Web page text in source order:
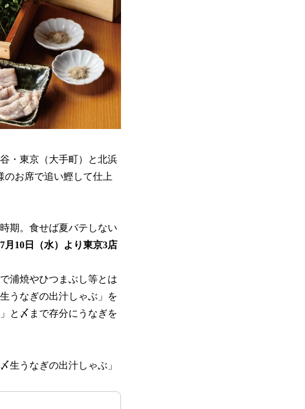
・東京（大手町）と北浜
のお席で追い鰹して仕上
期。食せば夏バテしない
月10日（水）より東京3店
浦焼やひつまぶし等とは
うなぎの出汁しゃぶ」を
と〆まで存分にうなぎを
生うなぎの出汁しゃぶ」